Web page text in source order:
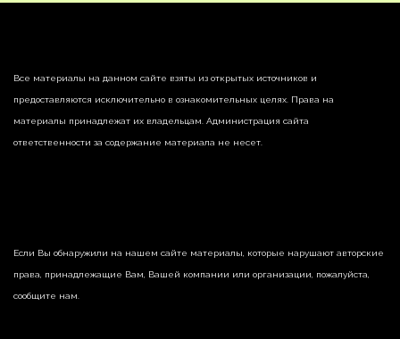
Все материалы на данном сайте взяты из открытых источников и
предоставляются исключительно в ознакомительных целях. Права на
материалы принадлежат их владельцам. Администрация сайта
ответственности за содержание материала не несет.
Если Вы обнаружили на нашем сайте материалы, которые нарушают авторские
права, принадлежащие Вам, Вашей компании или организации, пожалуйста,
сообщите нам.